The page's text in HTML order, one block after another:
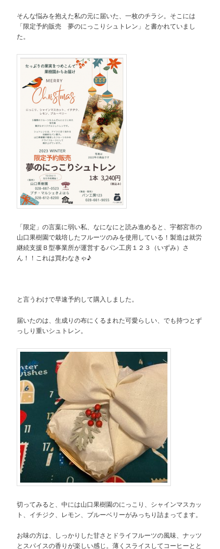
そんな悩みを抱えた私の元に届いた、一枚のチラシ。そこには
「限定予約販売 夢のにっこりシュトレン」と書かれていまし
た。
「限定」の言葉に弱い私、なになにと読み進めると、宇都宮市の
山口果樹園で栽培したフルーツのみを使用している！製造は就労
継続支援Ｂ型事業所が運営するパン工房１２３（いずみ）さ
ん！！これは買わなきゃ♪
と言うわけで早速予約して購入しました。
届いたのは、生成りの布にくるまれた可愛らしい、でも持つとず
っしり重いシュトレン。
切ってみると、中には山口果樹園のにっこり、シャインマスカッ
ト、イチジク、レモン、ブルーベリーがみっちり詰まってます。
お味の方は、しっかりした甘さとドライフルーツの風味、ナッツ
とスパイスの香りが楽しい感じ。薄くスライスしてコーヒーとと